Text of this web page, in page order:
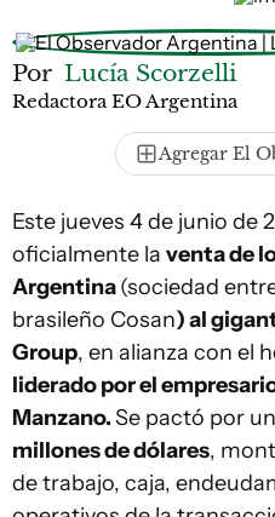
Por Lucía Scorzelli
Redactora EO Argentina
Agregar El
Este jueves 4 de junio de
oficialmente la venta de
Argentina(sociedad
brasileño Cosan) al
Group, en alianza con el
liderado por el
Manzano.Se pactó por un
millones de dólares,
de trabajo, caja,